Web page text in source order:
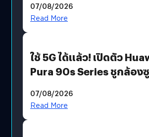
บริโภคและ B2B
07/08/2026
Read More
ใช้ 5G ได้แล้ว! เปิดตัว
Pura 90s Series ชูกล้อง
07/08/2026
Read More